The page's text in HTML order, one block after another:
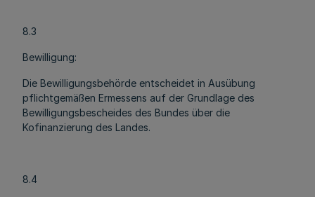
8.3
Bewilligung:
Die Bewilligungsbehörde entscheidet in Ausübung
pflichtgemäßen Ermessens auf der Grundlage des
Bewilligungsbescheides des Bundes über die
Kofinanzierung des Landes.
8.4